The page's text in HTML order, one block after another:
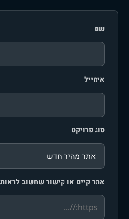
שם
אימייל
סוג פרויקט
אתר קיים או קישור שחשוב לראות